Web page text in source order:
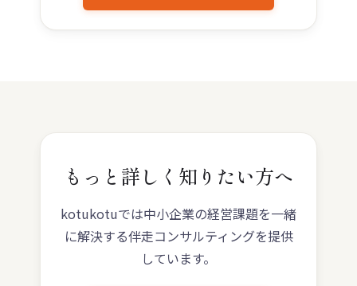
もっと詳しく知りたい方へ
kotukotuでは中小企業の経営課題を一緒
に解決する伴走コンサルティングを提供
しています。